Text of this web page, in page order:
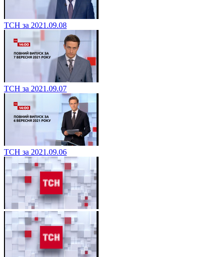
ТСН за 2021.09.08
ТСН за 2021.09.07
ТСН за 2021.09.06